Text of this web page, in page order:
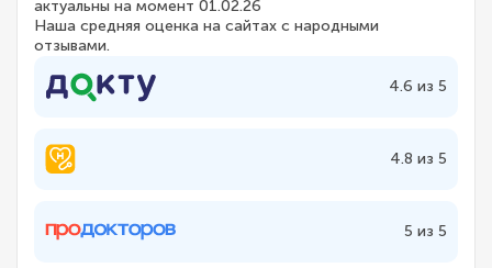
актуальны на момент 01.02.26
Наша средняя оценка на сайтах с народными
отзывами.
4.6 из 5
4.8 из 5
5 из 5